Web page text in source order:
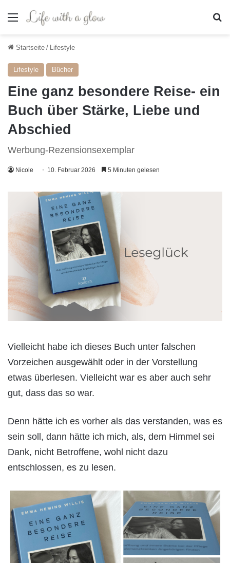
Menü
Startseite / Lifestyle
Lifestyle Bücher
Eine ganz besondere Reise- ein
Buch über Stärke, Liebe und
Abschied
Werbung-Rezensionsexemplar
Nicole 10. Februar 2026 5 Minuten gelesen
Vielleicht habe ich dieses Buch unter falschen
Vorzeichen ausgewählt oder in der Vorstellung
etwas überlesen. Vielleicht war es aber auch sehr
gut, dass das so war.
Denn hätte ich es vorher als das verstanden, was es
sein soll, dann hätte ich mich, als, dem Himmel sei
Dank, nicht Betroffene, wohl nicht dazu
entschlossen, es zu lesen.